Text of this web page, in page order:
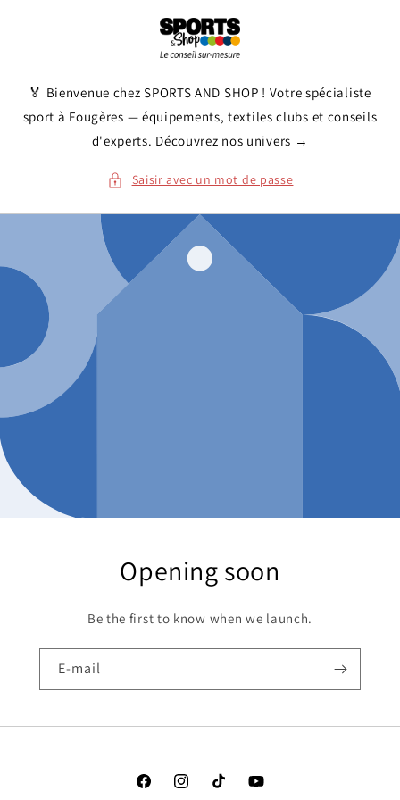
🏅 Bienvenue chez SPORTS AND SHOP ! Votre spécialiste
sport à Fougères — équipements, textiles clubs et conseils
d'experts. Découvrez nos univers →
Saisir avec un mot de passe
Opening soon
Be the first to know when we launch.
E-mail
FacebookInstagramTikTok YouTube